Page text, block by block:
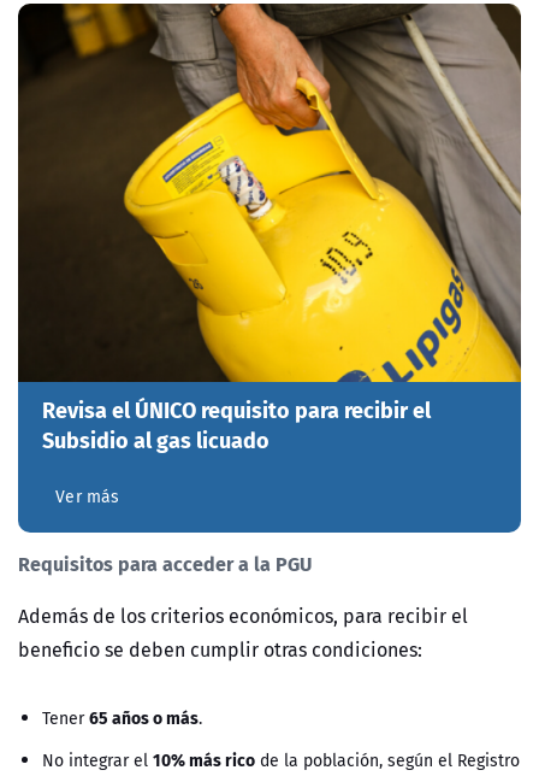
Revisa el ÚNICO requisito para recibir el
Subsidio al gas licuado
Ver más
Requisitos para acceder a la PGU
Además de los criterios económicos, para recibir el
beneficio se deben cumplir otras condiciones:
Tener65 años o más.
No integrar el 10% más rico de la población, según el Registro